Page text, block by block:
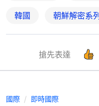
韓國 朝鮮解密系列
搶先表達
國際 即時國際